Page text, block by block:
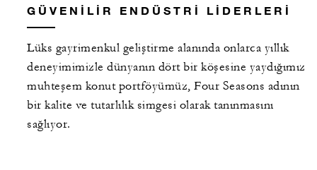
GÜVENILIR ENDÜSTRI LIDERLERI
Lüks gayrimenkul geliştirme alanında onlarca yıllık
deneyimimizle dünyanın dört bir köşesine yaydığımız
muhteşem konut portföyümüz, Four Seasons adının
bir kalite ve tutarlılık simgesi olarak tanınmasını
sağlıyor.